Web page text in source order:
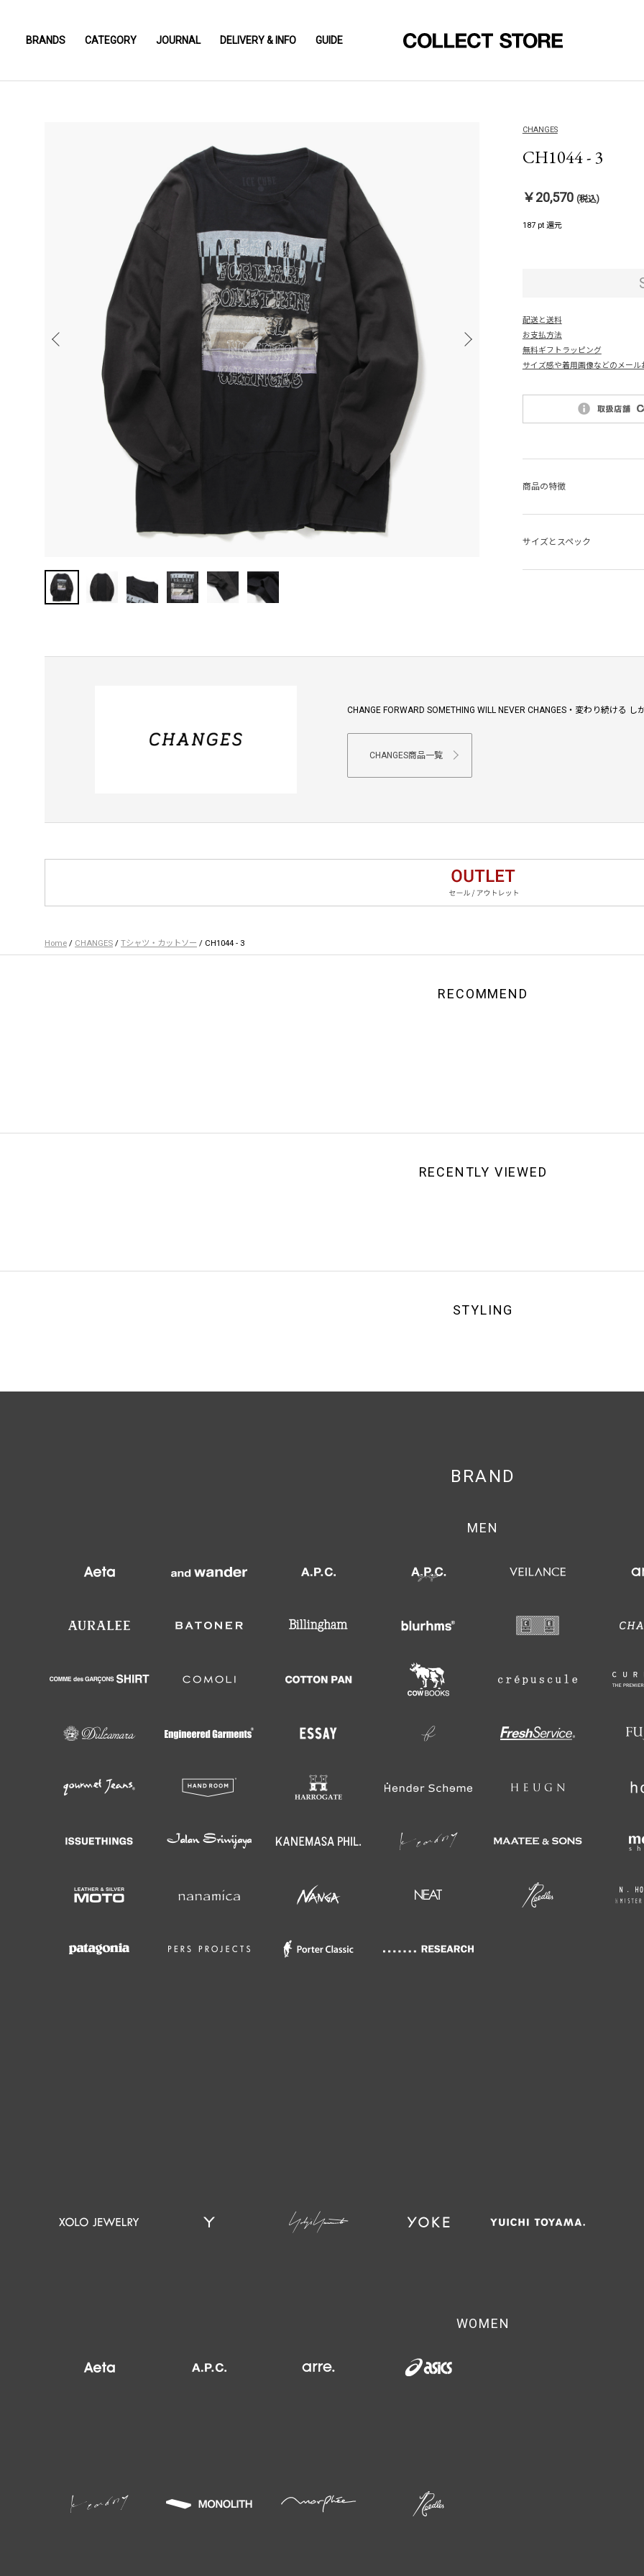
BRANDS CATEGORY JOURNAL DELIVERY & INFO GUIDE
CHANGES
CH1044 - 3
￥20,570 (税込)
187 pt 還元
配送と送料
お支払方法
無料ギフトラッピング
サイズ感や着用画像などのメール
商品の特徴
サイズとスペック
CHANGE FORWARD SOMETHING WILL NEVER CHANGES・変わり続ける
CHANGES商品一覧
Home / CHANGES / Tシャツ・カットソー / CH1044 - 3
RECOMMEND
RECENTLY VIEWED
STYLING
BRAND
MEN